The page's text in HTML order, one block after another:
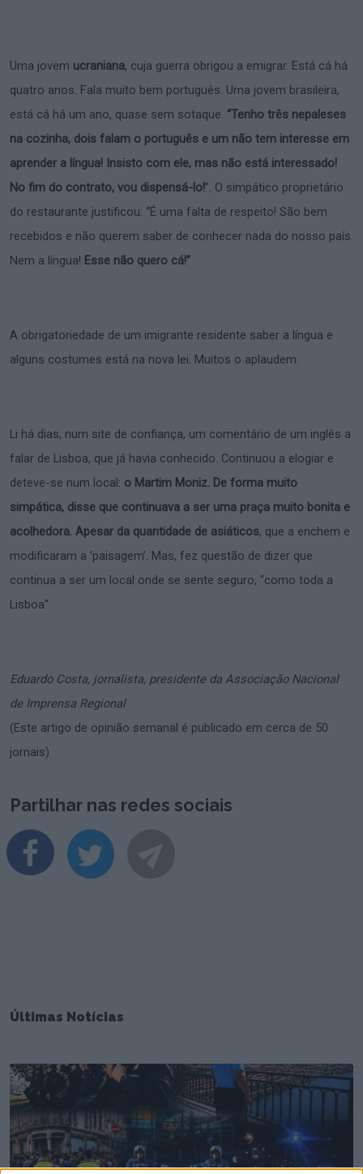
Uma jovem ucraniana, cuja guerra obrigou a emigrar. Está cá há
quatro anos. Fala muito bem português. Uma jovem brasileira,
está cá há um ano, quase sem sotaque. “Tenho três nepaleses
na cozinha, dois falam o português e um não tem interesse em
aprender a língua! Insisto com ele, mas não está interessado!
No fim do contrato, vou dispensá-lo!”. O simpático proprietário
do restaurante justificou: “É uma falta de respeito! São bem
recebidos e não querem saber de conhecer nada do nosso país.
Nem a língua! Esse não quero cá!”
A obrigatoriedade de um imigrante residente saber a língua e
alguns costumes está na nova lei. Muitos o aplaudem.
Li há dias, num site de confiança, um comentário de um inglês a
falar de Lisboa, que já havia conhecido. Continuou a elogiar e
deteve-se num local: o Martim Moniz. De forma muito
simpática, disse que continuava a ser uma praça muito bonita e
acolhedora. Apesar da quantidade de asiáticos, que a enchem e
modificaram a ‘paisagem’. Mas, fez questão de dizer que
continua a ser um local onde se sente seguro, “como toda a
Lisboa”.
Eduardo Costa, jornalista, presidente da Associação Nacional
de Imprensa Regional
(Este artigo de opinião semanal é publicado em cerca de 50
jornais)
Partilhar nas redes sociais
Últimas Notícias